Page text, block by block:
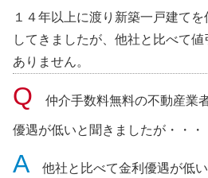
１４年以上に渡り新築一戸建て
してきましたが、他社と比べて
ありません。
仲介手数料無料の不動産業
優遇が低いと聞きましたが・・・
他社と比べて金利優遇が低